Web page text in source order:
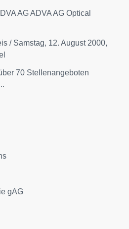
AGADVA AG Optical
/ Samstag, 12. August 2000,
70 Stellenangeboten
gAG